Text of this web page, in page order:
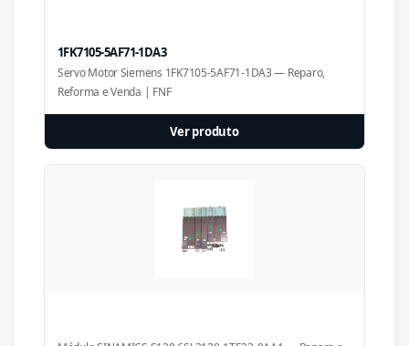
1FK7105-5AF71-1DA3
Servo Motor Siemens 1FK7105-5AF71-1DA3 — Reparo,
Reforma e Venda | FNF
Ver produto